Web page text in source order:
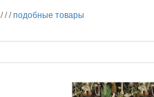
///подобные товары